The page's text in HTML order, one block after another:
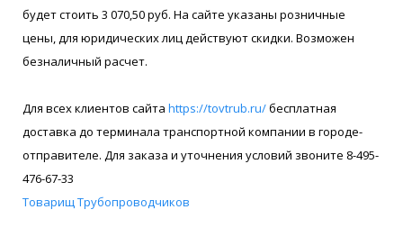
будет стоить 3 070,50 руб. На сайте указаны розничные
цены, для юридических лиц действуют скидки. Возможен
безналичный расчет.
Для всех клиентов сайта https://tovtrub.ru/бесплатная
доставка до терминала транспортной компании в городе-
отправителе. Для заказа и уточнения условий звоните 8-495-
476-67-33
Товарищ Трубопроводчиков